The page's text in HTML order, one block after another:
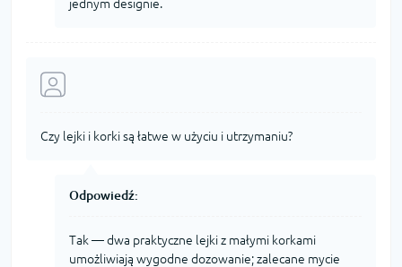
jednym designie.
Czy lejki i korki są łatwe w użyciu i utrzymaniu?
Odpowiedź:
Tak — dwa praktyczne lejki z małymi korkami
umożliwiają wygodne dozowanie; zalecane mycie